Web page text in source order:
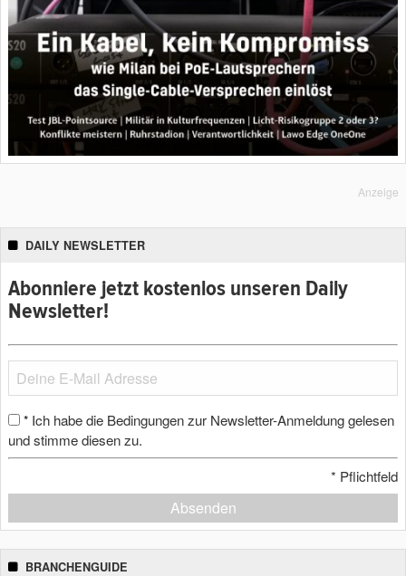
Anzeige
DAILY NEWSLETTER
Abonniere jetzt kostenlos unseren Daily
Newsletter!
* Ich habe die Bedingungen zur Newsletter-Anmeldung gelesen
und stimme diesen zu.
* Pflichtfeld
Absenden
BRANCHENGUIDE